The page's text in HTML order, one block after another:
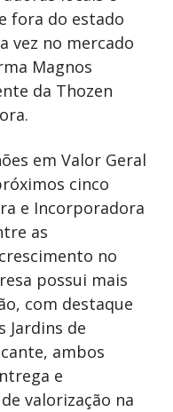
fora do estado
vez no mercado
Magnos
da Thozen
em Valor Geral
cinco
e Incorporadora
as
no
possui mais
com destaque
Jardins de
ambos
e
valorização na